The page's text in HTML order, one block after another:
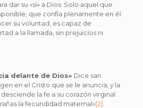
dar su «sí» a Dios. Solo aquel que
que confía plenamente en él
su voluntad, es capaz de
a la llamada, sin prejuicios ni
delante de Dios» Dice san
en el Cristo que se le anuncia, y la
la fe a su corazón virginal
la fecundidad maternal»[2]